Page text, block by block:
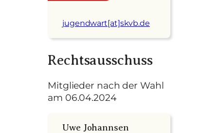
jugendwart[at]skvb.de
Rechtsausschuss
Mitglieder nach der Wahl
am 06.04.2024
Uwe Johannsen